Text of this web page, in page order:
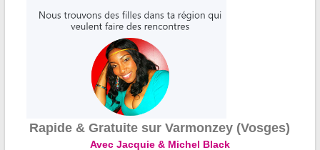
Rapide & Gratuite sur Varmonzey (Vosges)
Avec Jacquie & Michel Black